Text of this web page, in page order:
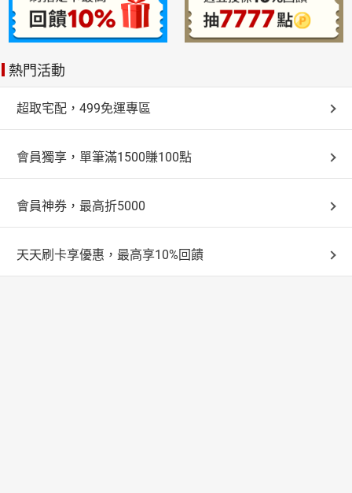
熱門活動
超取宅配，499免運專區
會員獨享，單筆滿1500賺100點
會員神券，最高折5000
天天刷卡享優惠，最高享10%回饋